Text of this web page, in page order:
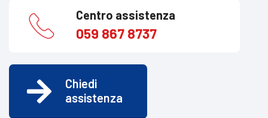
Centro assistenza
059 867 8737
Chiedi
assistenza